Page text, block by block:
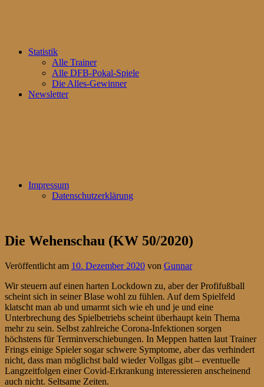
Statistik
Alle Trainer
Alle DFB-Pokal-Spiele
Die Alles-Gewinner
Newsletter
Impressum
Datenschutzerklärung
Die Wehenschau (KW 50/2020)
Veröffentlicht am 10. Dezember 2020 von Gunnar
Wir steuern auf einen harten Lockdown zu, aber der Profifußball
scheint sich in seiner Blase wohl zu fühlen. Auf dem Spielfeld
klatscht man ab und umarmt sich wie eh und je und eine
Unterbrechung des Spielbetriebs scheint überhaupt kein Thema
mehr zu sein. Selbst zahlreiche Corona-Infektionen sorgen
höchstens für Terminverschiebungen. In Meppen hatten laut Trainer
Frings einige Spieler sogar schwere Symptome, aber das verhindert
nicht, dass man möglichst bald wieder Vollgas gibt – eventuelle
Langzeitfolgen einer Covid-Erkrankung interessieren anscheinend
auch nicht. Seltsame Zeiten.